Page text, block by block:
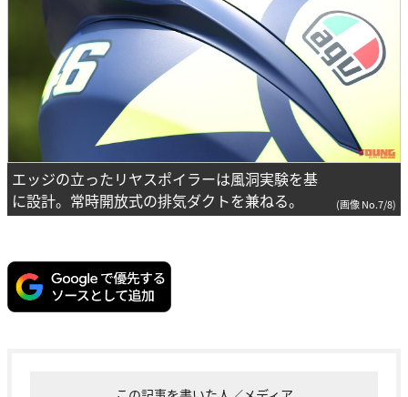
エッジの立ったリヤスポイラーは風洞実験を基
に設計。常時開放式の排気ダクトを兼ねる。
(画像 No.7/8)